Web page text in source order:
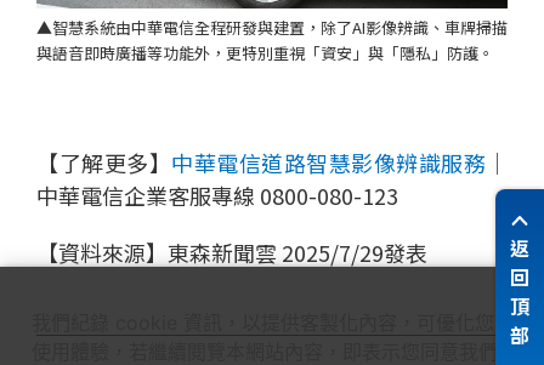
▲智慧系統由中華電信全程研發與建置，除了AI影像辨識、車牌掃描
與語音即時廣播等功能外，更特別重視「資安」與「隱私」防護。
【了解更多】 中華電信道路智慧影像辨識服務 │
中華電信企業客服專線 0800-080-123
【資料來源】東森新聞雲 2025/7/29發表
返
回
頂
部
我們紀錄 cookie 資訊，以提供客製化內容，可優化您的